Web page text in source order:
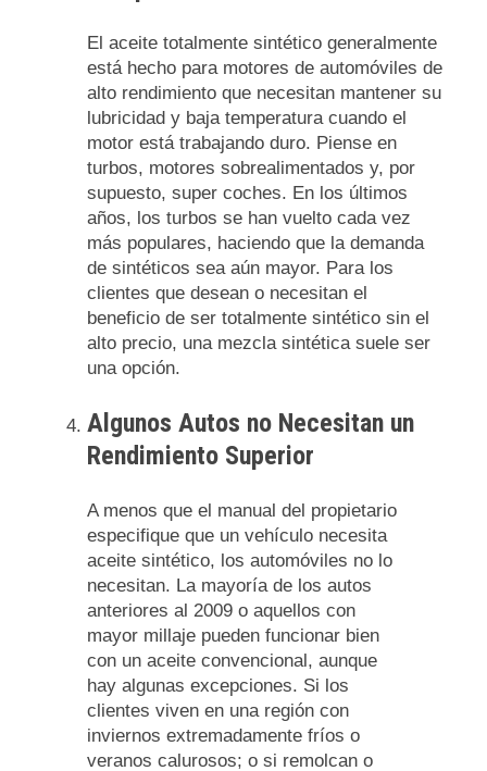
El aceite totalmente sintético generalmente
está hecho para motores de automóviles de
alto rendimiento que necesitan mantener su
lubricidad y baja temperatura cuando el
motor está trabajando duro. Piense en
turbos, motores sobrealimentados y, por
supuesto, super coches. En los últimos
años, los turbos se han vuelto cada vez
más populares, haciendo que la demanda
de sintéticos sea aún mayor. Para los
clientes que desean o necesitan el
beneficio de ser totalmente sintético sin el
alto precio, una mezcla sintética suele ser
una opción.
Algunos Autos no Necesitan un
Rendimiento Superior
A menos que el manual del propietario
especifique que un vehículo necesita
aceite sintético, los automóviles no lo
necesitan. La mayoría de los autos
anteriores al 2009 o aquellos con
mayor millaje pueden funcionar bien
con un aceite convencional, aunque
hay algunas excepciones. Si los
clientes viven en una región con
inviernos extremadamente fríos o
veranos calurosos; o si remolcan o